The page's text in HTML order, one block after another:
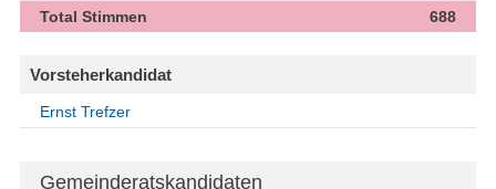
Total Stimmen
688
Vorsteherkandidat
Ernst Trefzer
Gemeinderatskandidaten